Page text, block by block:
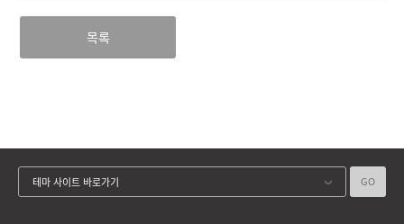
목록
테마 사이트 바로가기 GO